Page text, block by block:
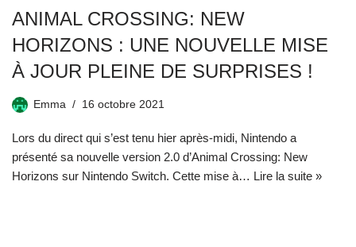
ANIMAL CROSSING: NEW
HORIZONS : UNE NOUVELLE MISE
À JOUR PLEINE DE SURPRISES !
Emma 16 octobre 2021
Lors du direct qui s’est tenu hier après-midi, Nintendo a
présenté sa nouvelle version 2.0 d’Animal Crossing: New
Horizons sur Nintendo Switch. Cette mise à… Lire la suite »